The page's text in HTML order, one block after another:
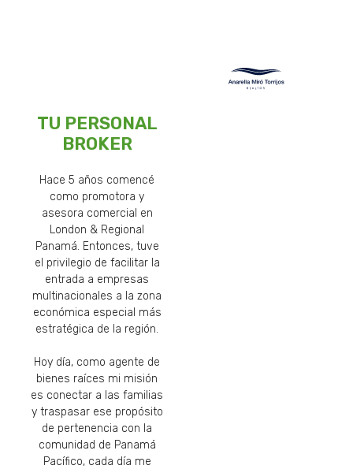
TU PERSONAL
BROKER
Hace 5 años comencé
como promotora y
asesora comercial en
London & Regional
Panamá. Entonces, tuve
el privilegio de facilitar la
entrada a empresas
multinacionales a la zona
económica especial más
estratégica de la región.
Hoy día, como agente de
bienes raíces mi misión
es conectar a las familias
y traspasar ese propósito
de pertenencia con la
comunidad de Panamá
Pacífico, cada día me